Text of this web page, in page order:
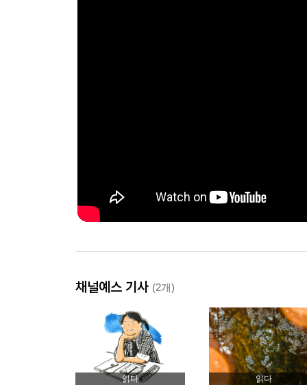
채널예스 기사 (2개)
읽다 읽다